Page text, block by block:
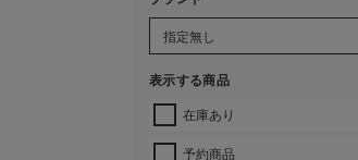
表示する商品
在庫あり
予約商品